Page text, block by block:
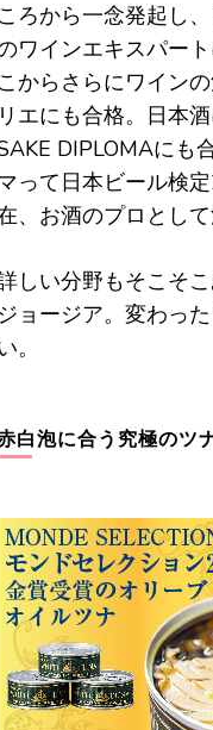
ころから一念発起し
ワインエキスパー
こからさらにワイン
リエにも合格。日本
DIPLOMAにも
って日本ビール検
、お酒のプロとして
しい分野もそこそ
ジョージア。変わっ
。
白泡に合う究極のツ